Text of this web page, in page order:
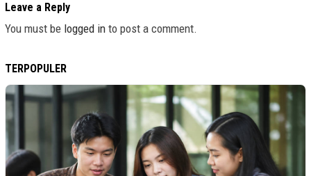
Leave a Reply
You must be logged in to post a comment.
TERPOPULER